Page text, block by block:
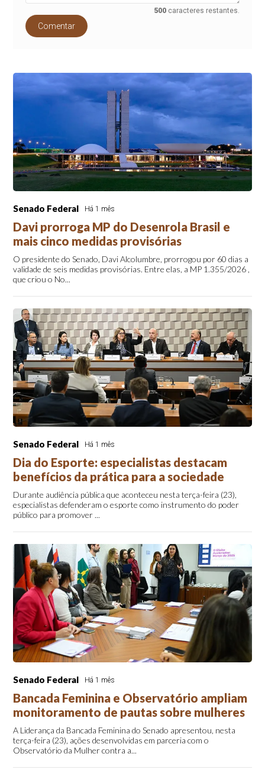
500 caracteres restantes.
Comentar
Senado Federal Há 1 mês
Davi prorroga MP do Desenrola Brasil e
mais cinco medidas provisórias
O presidente do Senado, Davi Alcolumbre, prorrogou por 60 dias a
validade de seis medidas provisórias. Entre elas, a MP 1.355/2026 ,
que criou o No...
Senado Federal Há 1 mês
Dia do Esporte: especialistas destacam
benefícios da prática para a sociedade
Durante audiência pública que aconteceu nesta terça-feira (23),
especialistas defenderam o esporte como instrumento do poder
público para promover ...
Senado Federal Há 1 mês
Bancada Feminina e Observatório ampliam
monitoramento de pautas sobre mulheres
A Liderança da Bancada Feminina do Senado apresentou, nesta
terça-feira (23), ações desenvolvidas em parceria com o
Observatório da Mulher contra a...